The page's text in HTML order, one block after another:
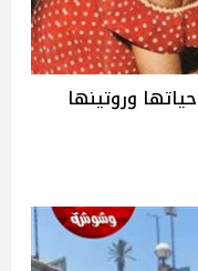
وروتينها